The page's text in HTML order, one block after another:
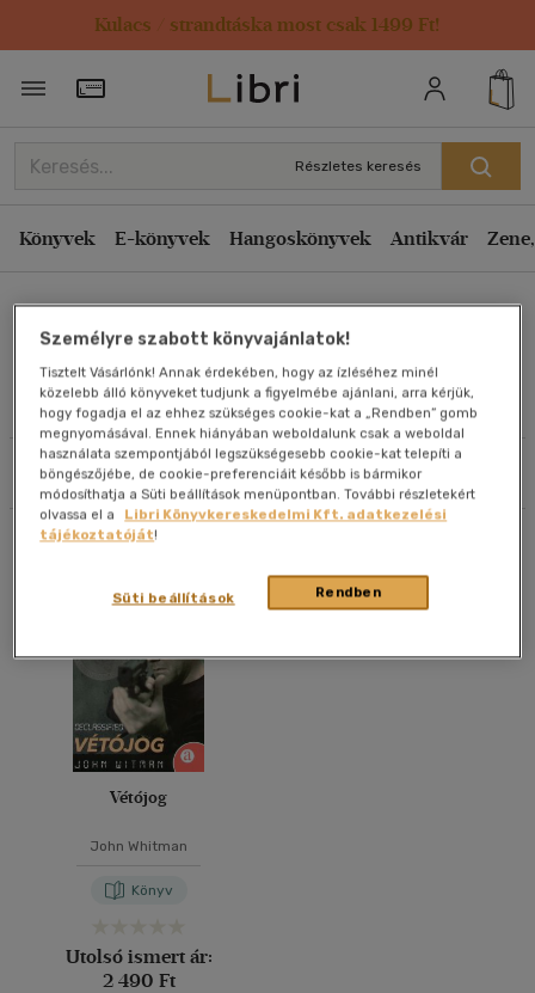
Kulacs / strandtáska most csak 1499 Ft!
Törzsvásárlói Kártya adatai
Részletes keresés
Könyvek E-könyvek Hangoskönyvek Antikvár
Művei
Szűrés Rendezés
Rendezés
Kiadás éve szerint csökkenő
Ár szerint csökkenő
Eladott darabszám szerint csökkenő
Eladott darabszám szerint növekvő
Cím szerint A-Z
Szerző szerint A-Z
Megjelenítés
20 db / oldal
Alkalmaz
Vétójog
John Whitman
Könyv
Utolsó ismert ár:
2 490 Ft
Személyre szabott könyvajánlatok!
Tisztelt Vásárlónk! Annak érdekében, hogy az ízléséhez minél
közelebb álló könyveket tudjunk a figyelmébe ajánlani, arra kérjük,
hogy fogadja el az ehhez szükséges cookie-kat a „Rendben” gomb
megnyomásával. Ennek hiányában weboldalunk csak a weboldal
használata szempontjából legszükségesebb cookie-kat telepíti a
böngészőjébe, de cookie-preferenciáit később is bármikor
módosíthatja a Süti beállítások menüpontban. További részletekért
olvassa el a
Libri Könyvkereskedelmi Kft. adatkezelési
tájékoztatóját!
Rendben
Süti beállítások